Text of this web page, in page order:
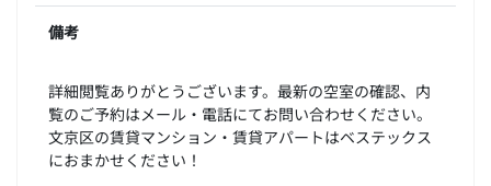
備考
詳細閲覧ありがとうございます。最新の空室の確認、内
覧のご予約はメール・電話にてお問い合わせください。
文京区の賃貸マンション・賃貸アパートはベステックス
におまかせください！